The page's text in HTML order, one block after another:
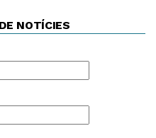
NOTÍCIES